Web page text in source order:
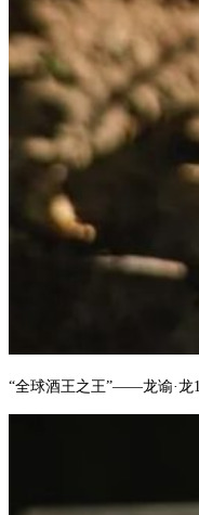
“全球酒王之王”——龙谕·龙